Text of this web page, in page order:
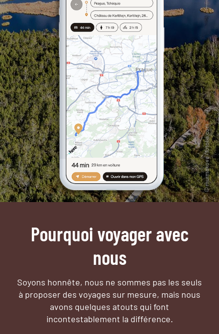
Pourquoi voyager avec
nous
Soyons honnête, nous ne sommes pas les seuls
à proposer des voyages sur mesure, mais nous
avons quelques atouts qui font
incontestablement la différence.